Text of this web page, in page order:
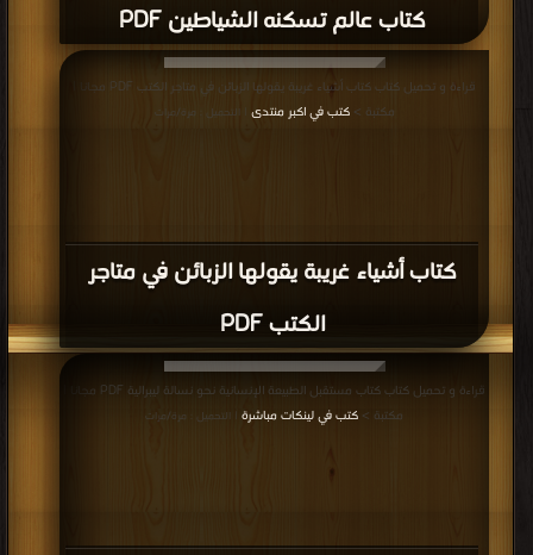
كتاب عالم تسكنه الشياطين PDF
كتاب أشياء غريبة يقولها الزبائن في متاجر
الكتب PDF
قراءة و تحميل كتاب كتاب أشياء غريبة يقولها الزبائن في متاجر الكتب PDF مجانا |
مكتبة >كتب في اكبر منتدى | التحميل : مرة/مرات
قراءة و تحميل كتاب كتاب مستقبل الطبيعة الإنسانية نحو نسالة ليبرالية PDF مجانا |
مكتبة > كتب في لينكات مباشرة | التحميل : مرة/مرات